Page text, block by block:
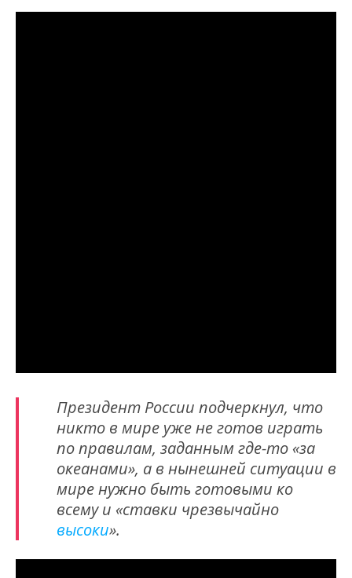
Президент России подчеркнул, что
никто в мире уже не готов играть
по правилам, заданным где-то «за
океанами», а в нынешней ситуации в
мире нужно быть готовыми ко
всему и «ставки чрезвычайно
высоки».